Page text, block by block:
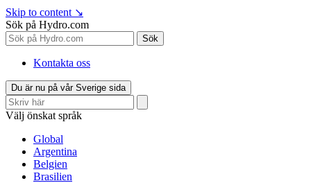
Skip to content ↘
Sök på Hydro.com
Sök
Kontakta oss
Du är nu på vår Sverige sida
Välj önskat språk
Global
Argentina
Belgien
Brasilien